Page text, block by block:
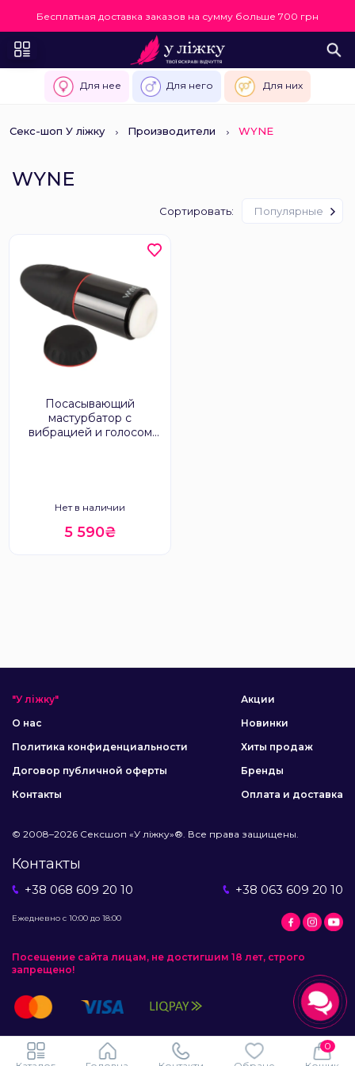
Бесплатная доставка заказов на сумму больше 700 грн
Для нее Для него Для них
Секс-шоп У ліжку Производители WYNE
WYNE
Сортировать: Популярные
Посасывающий
мастурбатор с
вибрацией и голосом
Нет в наличии
5 590₴
"У ліжку"
О нас
Политика конфиденциальности
Договор публичной оферты
Контакты
Акции
Новинки
Хиты продаж
Бренды
Оплата и доставка
© 2008–2026 Сексшоп «У ліжку»®. Все права защищены.
Контакты
+38 068 609 20 10 +38 063 609 20 10
Ежедневно с 10:00 до 18:00
Посещение сайта лицам, не достигшим 18 лет, строго
запрещено!
0